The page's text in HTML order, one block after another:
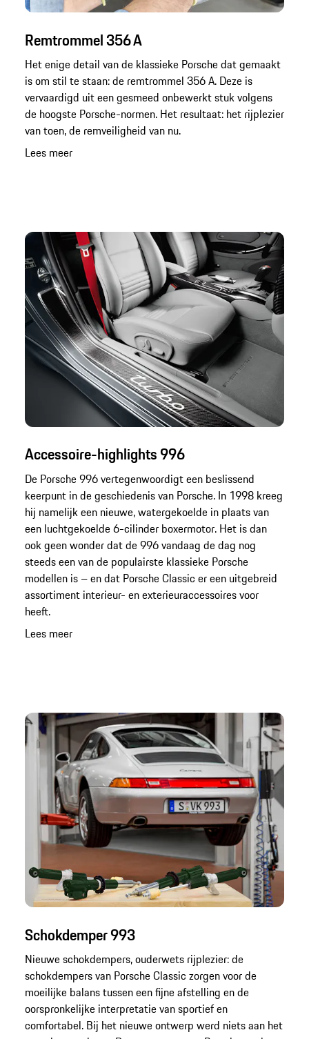
Remtrommel 356 A
Het enige detail van de klassieke Porsche dat gemaakt
is om stil te staan: de remtrommel 356 A. Deze is
vervaardigd uit een gesmeed onbewerkt stuk volgens
de hoogste Porsche-normen. Het resultaat: het rijplezier
van toen, de remveiligheid van nu.
Lees meer
Accessoire-highlights 996
De Porsche 996 vertegenwoordigt een beslissend
keerpunt in de geschiedenis van Porsche. In 1998 kreeg
hij namelijk een nieuwe, watergekoelde in plaats van
een luchtgekoelde 6-cilinder boxermotor. Het is dan
ook geen wonder dat de 996 vandaag de dag nog
steeds een van de populairste klassieke Porsche
modellen is – en dat Porsche Classic er een uitgebreid
assortiment interieur- en exterieuraccessoires voor
heeft.
Lees meer
Schokdemper 993
Nieuwe schokdempers, ouderwets rijplezier: de
schokdempers van Porsche Classic zorgen voor de
moeilijke balans tussen een fijne afstelling en de
oorspronkelijke interpretatie van sportief en
comfortabel. Bij het nieuwe ontwerp werd niets aan het